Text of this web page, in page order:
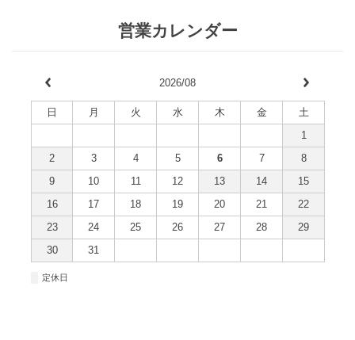
営業カレンダー
2026/08
日 月 火 水 木 金
土
1
2
3 4 5 6 7
8
9
10 11 12 13 14
15
16
17 18 19 20 21
22
23
24 25 26 27 28
29
30
31
定休日